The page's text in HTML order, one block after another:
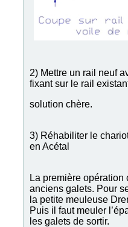
2) Mettre un rail neuf
fixant sur le rail
solution chère.
3) Réhabiliter le
en Acétal
La première opération
anciens galets. Pour
la petite meuleuse
Puis il faut meuler
les galets de sortir.